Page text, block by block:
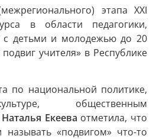
этапа XXI
в области педагогики,
с детьми и молодежью до 20
учителя» в Республике
по национальной политике,
общественным
Наталья Екеева отметила, что
«подвигом» что-то